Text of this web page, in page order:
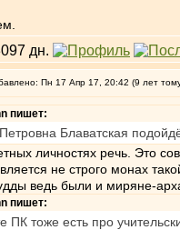
Пн 17 Апр 17, 20:42 (9 лет
пишет:
Блаватская
личностях речь. Это
не строго монах
ведь были и миряне-
пишет:
ПК тоже есть про